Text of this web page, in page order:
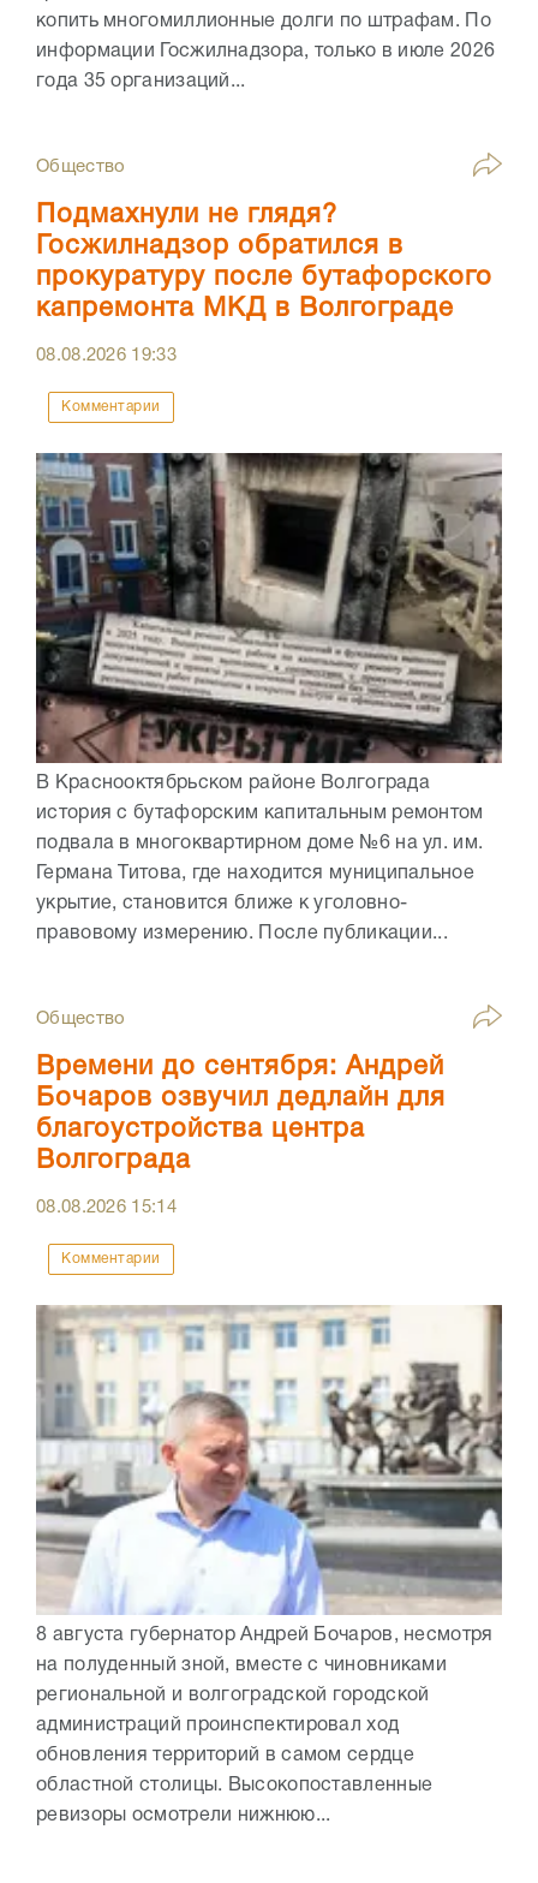
копить многомиллионные долги по штрафам. По
информации Госжилнадзора, только в июле 2026
года 35 организаций...
Общество
Подмахнули не глядя?
Госжилнадзор обратился в
прокуратуру после бутафорского
капремонта МКД в Волгограде
08.08.2026 19:33
Комментарии
В Краснооктябрьском районе Волгограда
история с бутафорским капитальным ремонтом
подвала в многоквартирном доме №6 на ул. им.
Германа Титова, где находится муниципальное
укрытие, становится ближе к уголовно-
правовому измерению. После публикации...
Общество
Времени до сентября: Андрей
Бочаров озвучил дедлайн для
благоустройства центра
Волгограда
08.08.2026 15:14
Комментарии
8 августа губернатор Андрей Бочаров, несмотря
на полуденный зной, вместе с чиновниками
региональной и волгоградской городской
администраций проинспектировал ход
обновления территорий в самом сердце
областной столицы. Высокопоставленные
ревизоры осмотрели нижнюю...